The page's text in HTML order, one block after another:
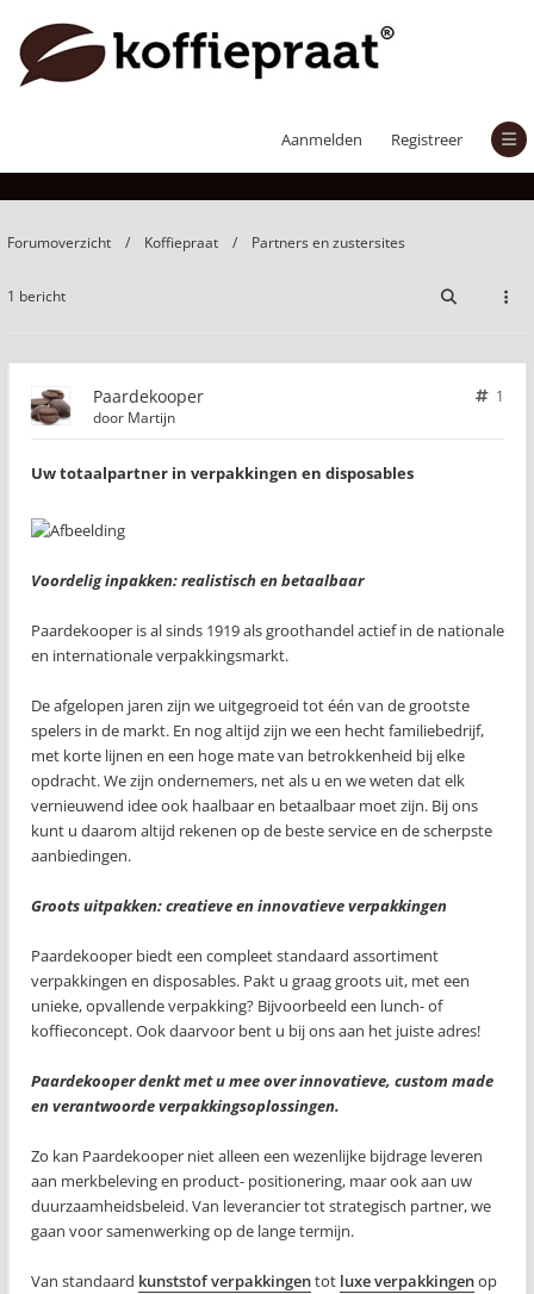
Aanmelden Registreer
Forumoverzicht Koffiepraat Partners en zustersites
1 bericht
Paardekooper
1
door Martijn
Uw totaalpartner in verpakkingen en disposables
Voordelig inpakken: realistisch en betaalbaar
Paardekooper is al sinds 1919 als groothandel actief in de nationale
en internationale verpakkingsmarkt.
De afgelopen jaren zijn we uitgegroeid tot één van de grootste
spelers in de markt. En nog altijd zijn we een hecht familiebedrijf,
met korte lijnen en een hoge mate van betrokkenheid bij elke
opdracht. We zijn ondernemers, net als u en we weten dat elk
vernieuwend idee ook haalbaar en betaalbaar moet zijn. Bij ons
kunt u daarom altijd rekenen op de beste service en de scherpste
aanbiedingen.
Groots uitpakken: creatieve en innovatieve verpakkingen
Paardekooper biedt een compleet standaard assortiment
verpakkingen en disposables. Pakt u graag groots uit, met een
unieke, opvallende verpakking? Bijvoorbeeld een lunch- of
koffieconcept. Ook daarvoor bent u bij ons aan het juiste adres!
Paardekooper denkt met u mee over innovatieve, custom made
en verantwoorde verpakkingsoplossingen.
Zo kan Paardekooper niet alleen een wezenlijke bijdrage leveren
aan merkbeleving en product- positionering, maar ook aan uw
duurzaamheidsbeleid. Van leverancier tot strategisch partner, we
gaan voor samenwerking op de lange termijn.
Van standaard kunststof verpakkingentot luxe verpakkingenop